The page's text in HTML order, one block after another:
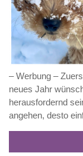
– Werbung –
neues Jahr
herausfordernd
angehen, desto